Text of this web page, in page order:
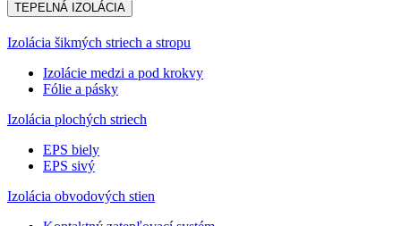
TEPELNÁ IZOLÁCIA
Izolácia šikmých striech a stropu
Izolácie medzi a pod krokvy
Fólie a pásky
Izolácia plochých striech
EPS biely
EPS sivý
Izolácia obvodových stien